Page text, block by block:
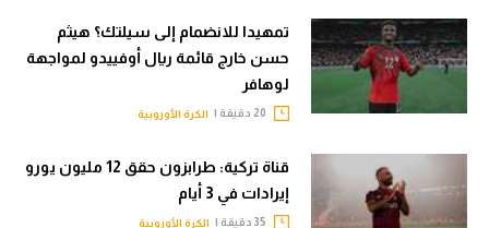
تمهيدا للانضمام إلى سيلتك؟ هيثم
حسن خارج قائمة ريال أوفييدو لمواجهة
لوهافر
الكرة الأوروبية
قناة تركية: طرابزون حقق 12 مليون يورو
إيرادات في 3 أيام
الكرة الأوروبية